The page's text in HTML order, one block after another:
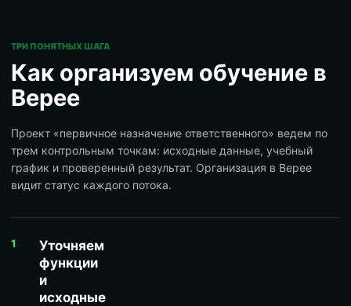
ТРИ ПОНЯТНЫХ ШАГА
Как организуем обучение в
Верее
Проект «первичное назначение ответственного» ведем по
трем контрольным точкам: исходные данные, учебный
график и проверенный результат. Организация в Верее
видит статус каждого потока.
1
Уточняем
функции
и
исходные